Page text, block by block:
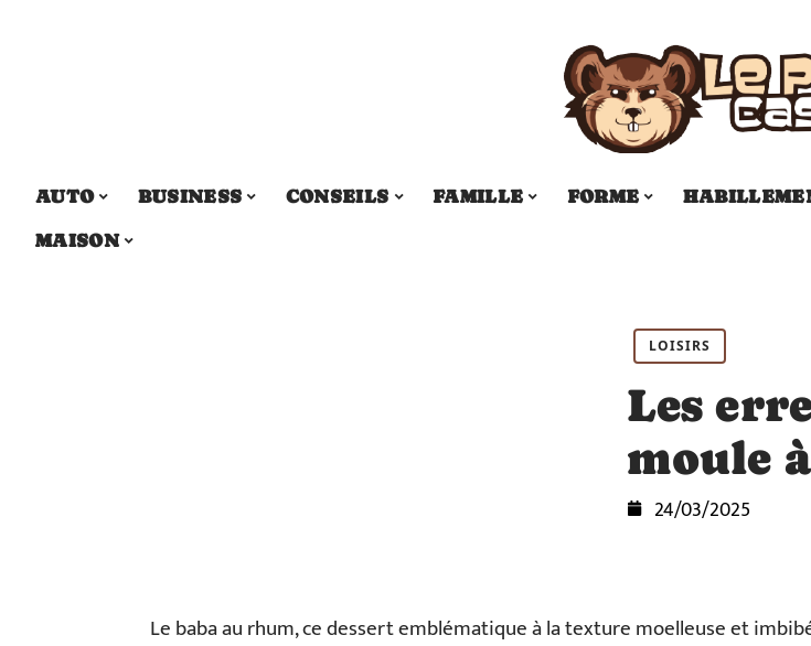
AUTO BUSINESS CONSEILS FAMILLE FORME
MAISON
LOISIRS
Les
moule
24/03/2025
Le baba au rhum, ce dessert emblématique à la texture moelleuse et